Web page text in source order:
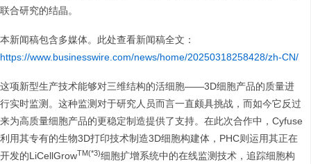
联合研究的结晶。
本新闻稿包含多媒体。此处查看新闻稿全文：
https://www.businesswire.com/news/home/20250318258428/zh-CN/
这项新型生产技术能够对三维结构的活细胞——3D细胞产品的质量进
行实时监测。这种监测对于研究人员而言一直颇具挑战，而如今它反过
来为高质量细胞产品的更稳定制造提供了支持。在此次合作中，Cyfuse
利用其专有的生物3D打印技术制造3D细胞构建体，PHC则运用其正在
开发的LiCellGrowTM(*3)细胞扩增系统中的在线监测技术，追踪细胞构